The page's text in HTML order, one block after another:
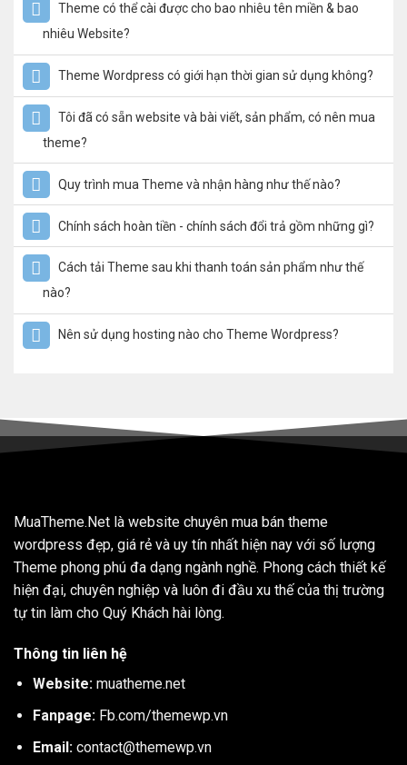
Theme có thể cài được cho bao nhiêu tên miền & bao
nhiêu Website?
Theme Wordpress có giới hạn thời gian sử dụng không?
Tôi đã có sẵn website và bài viết, sản phẩm, có nên mua
theme?
Quy trình mua Theme và nhận hàng như thế nào?
Chính sách hoàn tiền - chính sách đổi trả gồm những gì?
Cách tải Theme sau khi thanh toán sản phẩm như thế
nào?
Nên sử dụng hosting nào cho Theme Wordpress?
MuaTheme.Net là website chuyên mua bán theme
wordpress đẹp, giá rẻ và uy tín nhất hiện nay với số lượng
Theme phong phú đa dạng ngành nghề. Phong cách thiết kế
hiện đại, chuyên nghiệp và luôn đi đầu xu thế của thị trường
tự tin làm cho Quý Khách hài lòng.
Thông tin liên hệ
Website: muatheme.net
Fanpage: Fb.com/themewp.vn
Email: contact@themewp.vn